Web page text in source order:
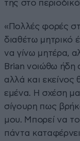
της στο
«Πολλές φορές
διαθέτω μητρικό
να γίνω μητέρα,
Brian νοιώθω ήδη
αλλά και εκείνος
εμένα. Η σχέση
σίγουρη πως
μου. Μπορεί να
πάντα